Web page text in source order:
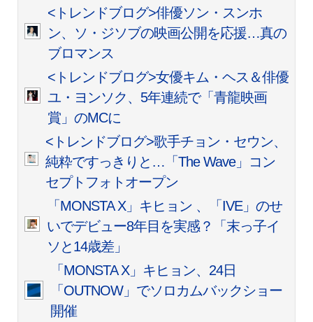
<トレンドブログ>俳優ソン・スンホ
ン、ソ・ジソブの映画公開を応援…真の
ブロマンス
<トレンドブログ>女優キム・ヘス＆俳優
ユ・ヨンソク、5年連続で「青龍映画
賞」のMCに
<トレンドブログ>歌手チョン・セウン、
純粋ですっきりと…「The Wave」コン
セプトフォトオープン
「MONSTA X」キヒョン 、「IVE」のせ
いでデビュー8年目を実感？「末っ子イ
ソと14歳差」
「MONSTA X」キヒョン、24日
「OUTNOW」でソロカムバックショー
開催